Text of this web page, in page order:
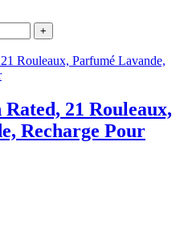
+
21 Rouleaux,
Recharge Pour